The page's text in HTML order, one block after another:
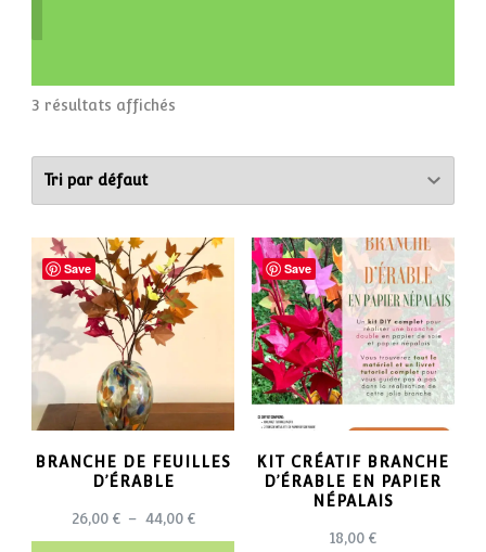
3 résultats affichés
Save
BRANCHE DE FEUILLES
D’ÉRABLE
26,00€ – 44,00€PLAGE
DE
Save
KIT CRÉATIF BRANCHE
D’ÉRABLE EN PAPIER
NÉPALAIS
18,00€